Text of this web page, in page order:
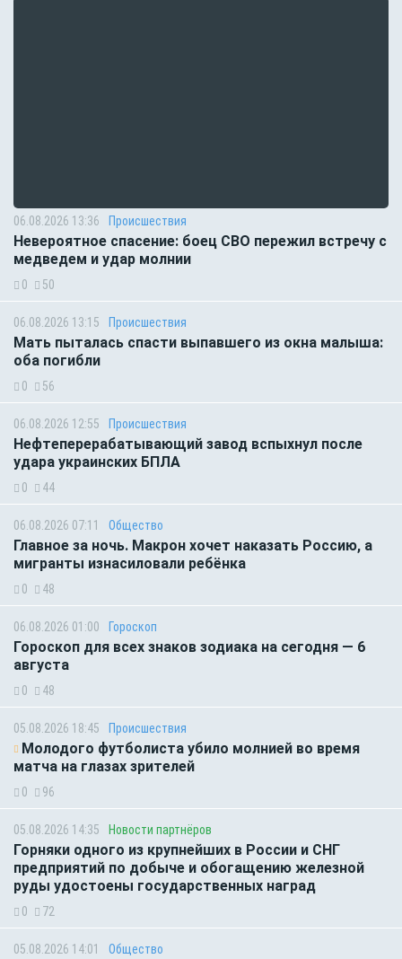
06.08.2026 13:36 Происшествия
Невероятное спасение: боец СВО пережил встречу с
медведем и удар молнии
0 50
06.08.2026 13:15 Происшествия
Мать пыталась спасти выпавшего из окна малыша:
оба погибли
0 56
06.08.2026 12:55 Происшествия
Нефтеперерабатывающий завод вспыхнул после
удара украинских БПЛА
0 44
06.08.2026 07:11 Общество
Главное за ночь. Макрон хочет наказать Россию, а
мигранты изнасиловали ребёнка
0 48
06.08.2026 01:00 Гороскоп
Гороскоп для всех знаков зодиака на сегодня — 6
августа
0 48
05.08.2026 18:45 Происшествия
Молодого футболиста убило молнией во время
матча на глазах зрителей
0 96
05.08.2026 14:35 Новости партнёров
Горняки одного из крупнейших в России и СНГ
предприятий по добыче и обогащению железной
руды удостоены государственных наград
0 72
05.08.2026 14:01 Общество